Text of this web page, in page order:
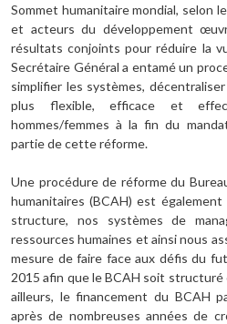
Sommet humanitaire mondial, selon
et acteurs du développement
résultats conjoints pour réduire la
Secrétaire Général a entamé un
simplifier les systèmes,
plus flexible, efficace et
hommes/femmes à la fin du
partie de cette réforme.
Une procédure de réforme du
humanitaires (BCAH) est
structure, nos systèmes de
ressources humaines et ainsi nous
mesure de faire face aux défis du
2015 afin que le BCAH soit
ailleurs, le financement du BCAH
après de nombreuses années de